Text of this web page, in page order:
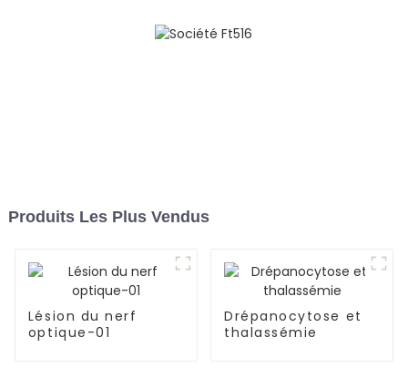
Produits Les Plus Vendus
Lésion du nerf
optique-01
Drépanocytose et
thalassémie